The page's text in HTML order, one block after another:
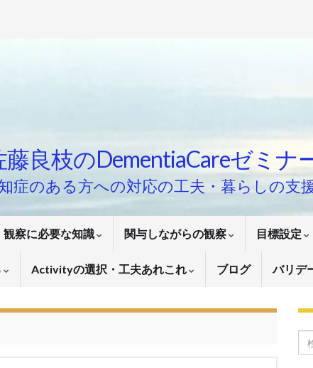
藤良枝のDementiaCareゼミナ
症のある方への対応の工夫・暮らしの支
観察に必要な知識 関与しながらの観察 目標設定
Activityの選択・工夫あれこれ ブログ バリデ